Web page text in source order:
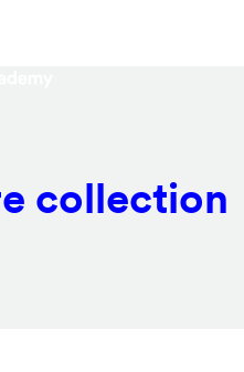
collection